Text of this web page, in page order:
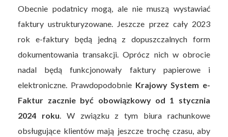
Obecnie podatnicy mogą, ale nie muszą wystawiać
faktury ustrukturyzowane. Jeszcze przez cały 2023
rok e-faktury będą jedną z dopuszczalnych form
dokumentowania transakcji. Oprócz nich w obrocie
nadal będą funkcjonowały faktury papierowe i
elektroniczne. Prawdopodobnie Krajowy System e-
Faktur zacznie być obowiązkowy od 1 stycznia
2024 roku . W związku z tym biura rachunkowe
obsługujące klientów mają jeszcze trochę czasu, aby